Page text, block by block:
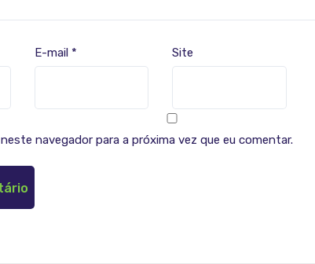
E-mail * Site
navegador para a próxima vez que eu comentar.